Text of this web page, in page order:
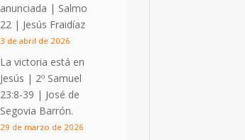
anunciada | Salmo
22 | Jesús Fraidíaz
3 de abril de 2026
La victoria está en
Jesús | 2º Samuel
23:8-39 | José de
Segovia Barrón.
29 de marzo de 2026